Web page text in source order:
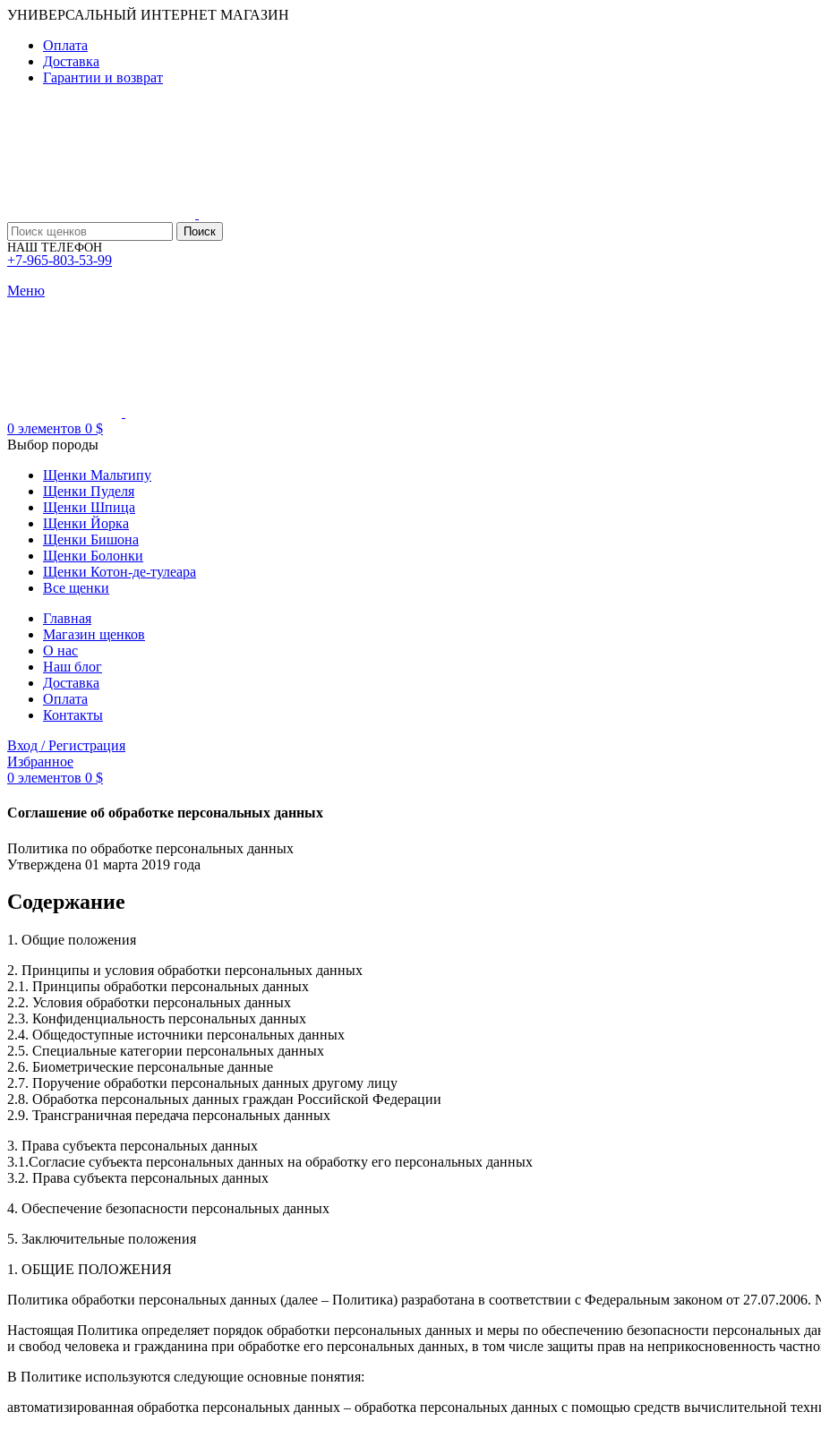
УНИВЕРСАЛЬНЫЙ ИНТЕРНЕТ МАГАЗИН
Оплата
Доставка
Гарантии и возврат
Поиск
НАШ ТЕЛЕФОН
+7-965-803-53-99
Меню
0 элементов 0 $
Выбор породы
Щенки Мальтипу
Щенки Пуделя
Щенки Шпица
Щенки Йорка
Щенки Бишона
Щенки Болонки
Щенки Котон-де-тулеара
Все щенки
Главная
Магазин щенков
О нас
Наш блог
Доставка
Оплата
Контакты
Вход / Регистрация
Избранное
0 элементов 0 $
Соглашение об обработке персональных данных
Политика по обработке персональных данных
Утверждена 01 марта 2019 года
Содержание
1. Общие положения
2. Принципы и условия обработки персональных данных
2.1. Принципы обработки персональных данных
2.2. Условия обработки персональных данных
2.3. Конфиденциальность персональных данных
2.4. Общедоступные источники персональных данных
2.5. Специальные категории персональных данных
2.6. Биометрические персональные данные
2.7. Поручение обработки персональных данных другому лицу
2.8. Обработка персональных данных граждан Российской Федерации
2.9. Трансграничная передача персональных данных
3. Права субъекта персональных данных
3.1.Согласие субъекта персональных данных на обработку его персональных данных
3.2. Права субъекта персональных данных
4. Обеспечение безопасности персональных данных
5. Заключительные положения
1. ОБЩИЕ ПОЛОЖЕНИЯ
Политика обработки персональных данных (далее – Политика) разработана в соответствии с Федеральным законом от
Настоящая Политика определяет порядок обработки персональных данных и меры по обеспечению безопасности персональных
и свобод человека и гражданина при обработке его персональных данных, в том числе защиты прав на неприкосновенность
В Политике используются следующие основные понятия:
автоматизированная обработка персональных данных – обработка персональных данных с помощью средств вычислительной